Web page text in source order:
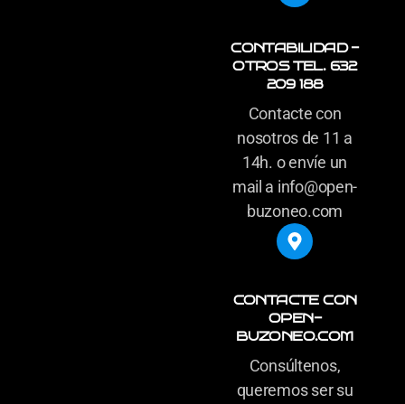
CONTABILIDAD -
OTROS TEL. 632
209 188
Contacte con
nosotros de 11 a
14h. o envíe un
mail a info@open-
buzoneo.com
CONTACTE CON
OPEN-
BUZONEO.COM
Consúltenos,
queremos ser su